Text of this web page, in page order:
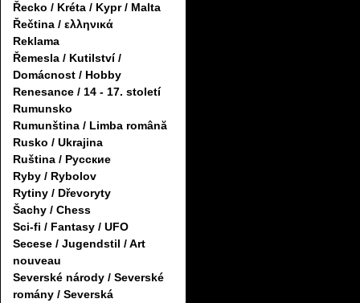
Řecko / Kréta / Kypr / Malta
Řečtina / ελληνικά
Reklama
Řemesla / Kutilství /
Domácnost / Hobby
Renesance / 14 - 17. století
Rumunsko
Rumunština / Limba română
Rusko / Ukrajina
Ruština / Русские
Ryby / Rybolov
Rytiny / Dřevoryty
Šachy / Chess
Sci-fi / Fantasy / UFO
Secese / Jugendstil / Art
nouveau
Severské národy / Severské
romány / Severská